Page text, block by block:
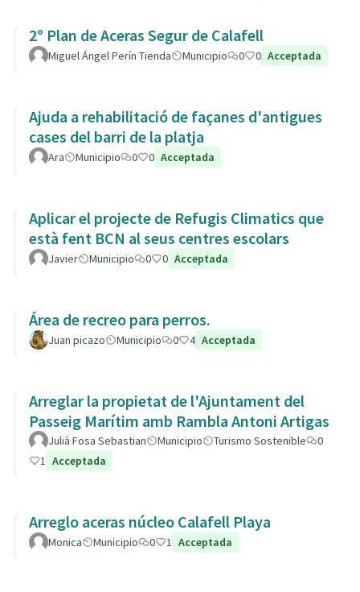
2º Plan de Aceras Segur de Calafell
Miguel Ángel Perín Tienda Municipio 0 0 Acceptada
Ajuda a rehabilitació de façanes d'antigues
cases del barri de la platja
Ara Municipio 0 0 Acceptada
Aplicar el projecte de Refugis Climatics que
està fent BCN al seus centres escolars
Javier Municipio 0 0 Acceptada
Área de recreo para perros.
Juan picazo Municipio 0 4 Acceptada
Arreglar la propietat de l'Ajuntament del
Passeig Marítim amb Rambla Antoni Artigas
Julià Fosa Sebastian Municipio Turismo Sostenible
0
1 Acceptada
Arreglo aceras núcleo Calafell Playa
Monica Municipio 0 1 Acceptada